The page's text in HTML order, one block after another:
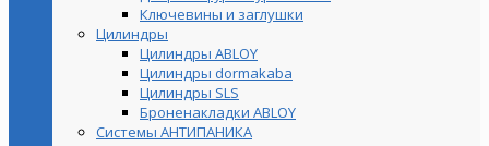
Ключевины и заглушки
Цилиндры
Цилиндры ABLOY
Цилиндры dormakaba
Цилиндры SLS
Броненакладки ABLOY
Системы АНТИПАНИКА